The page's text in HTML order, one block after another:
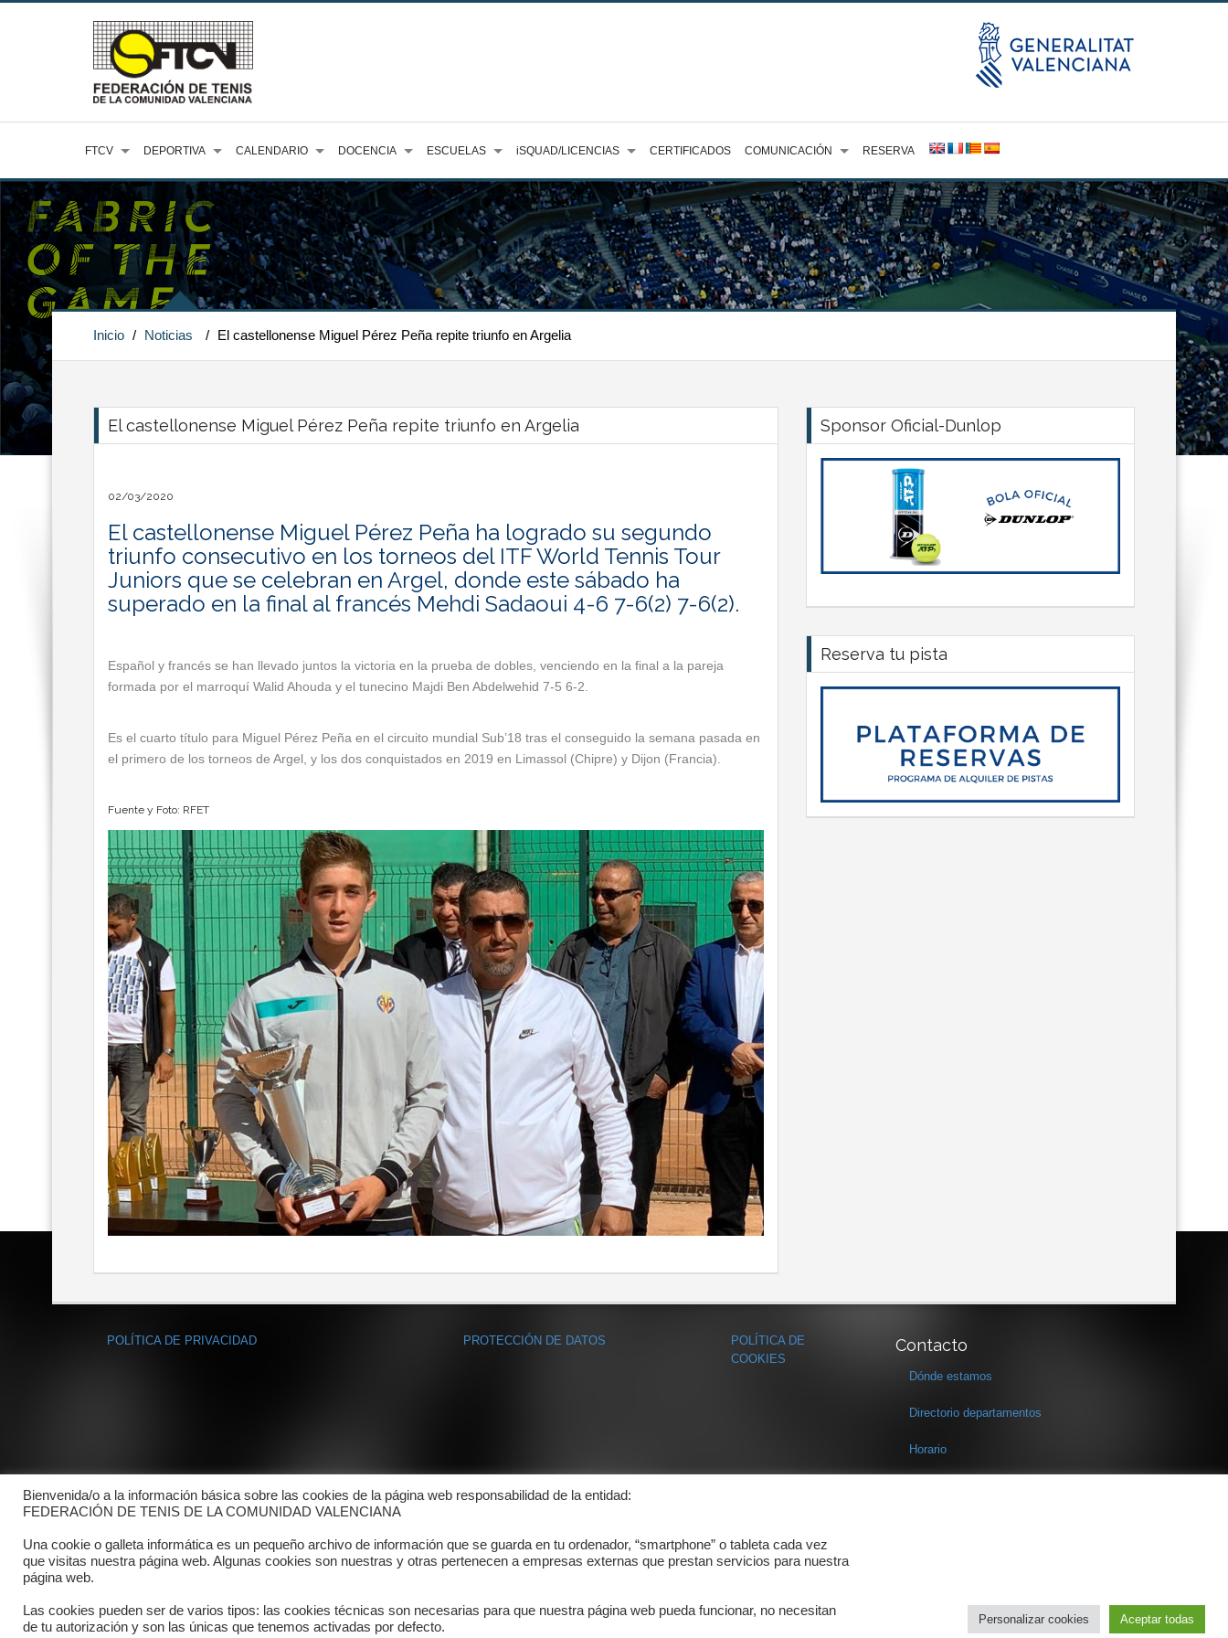
FTCV DEPORTIVA CALENDARIO DOCENCIA ESCUELAS iSQUAD/LICENCIAS CERTIFICADOS COMUNICACIÓN RESERVA
Inicio / Noticias / El castellonense Miguel Pérez Peña repite triunfo en Argelia
El castellonense Miguel Pérez Peña repite triunfo en Argelia
02/03/2020
El castellonense Miguel Pérez Peña ha logrado su segundo
triunfo consecutivo en los torneos del ITF World Tennis Tour
Juniors que se celebran en Argel, donde este sábado ha
superado en la final al francés Mehdi Sadaoui 4-6 7-6(2) 7-6(2).
Español y francés se han llevado juntos la victoria en la prueba de dobles, venciendo en la final a la pareja
formada por el marroquí Walid Ahouda y el tunecino Majdi Ben Abdelwehid 7-5 6-2.
Es el cuarto título para Miguel Pérez Peña en el circuito mundial Sub’18 tras el conseguido la semana pasada en
el primero de los torneos de Argel, y los dos conquistados en 2019 en Limassol (Chipre) y Dijon (Francia).
Fuente y Foto: RFET
Sponsor Oficial-Dunlop
Reserva tu pista
POLÍTICA DE PRIVACIDAD PROTECCIÓN DE DATOS
POLÍTICA DE
COOKIES
Contacto
Dónde estamos
Directorio departamentos
Horario
Bienvenida/o a la información básica sobre las cookies de la página web responsabilidad de la entidad:
FEDERACIÓN DE TENIS DE LA COMUNIDAD VALENCIANA
Una cookie o galleta informática es un pequeño archivo de información que se guarda en tu ordenador, “smartphone” o tableta cada vez
que visitas nuestra página web. Algunas cookies son nuestras y otras pertenecen a empresas externas que prestan servicios para nuestra
página web.
Las cookies pueden ser de varios tipos: las cookies técnicas son necesarias para que nuestra página web pueda funcionar, no necesitan
de tu autorización y son las únicas que tenemos activadas por defecto.
Personalizar cookies Aceptar todas